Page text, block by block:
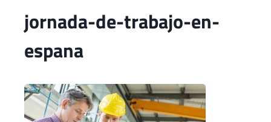
jornada-de-trabajo-en-
espana